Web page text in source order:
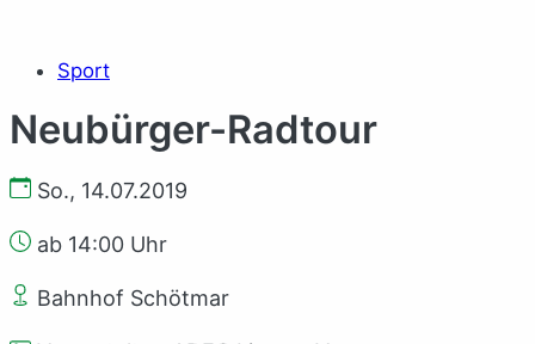
Sport
Neubürger-Radtour
So., 14.07.2019
ab 14:00 Uhr
Bahnhof Schötmar